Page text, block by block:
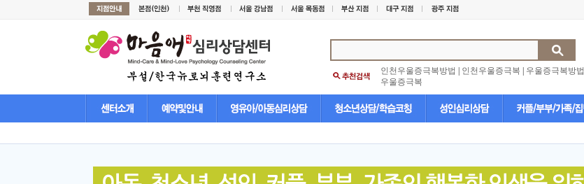
인천우울증극복방법 인천우울증극복 우울증극복방법
우울증극복